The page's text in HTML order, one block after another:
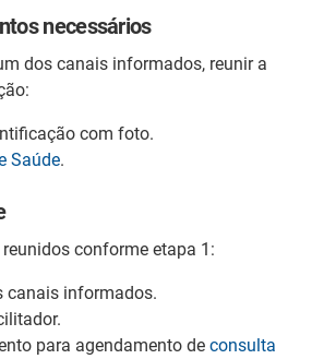
necessários
dos canais informados, reunir a
com foto.
Saúde.
conforme etapa 1:
canais informados.
para agendamento de consulta